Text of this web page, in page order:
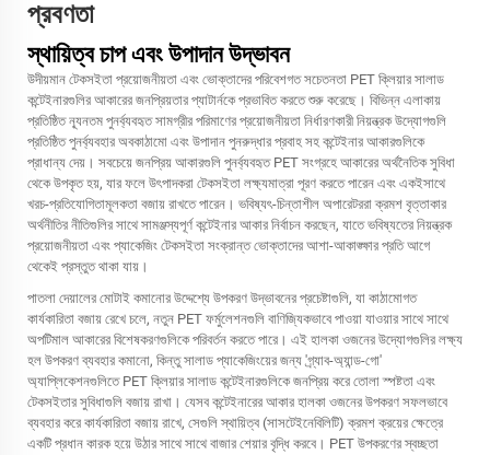
প্রবণতা
স্থায়িত্ব চাপ এবং উপাদান উদ্ভাবন
উদীয়মান টেকসইতা প্রয়োজনীয়তা এবং ভোক্তাদের পরিবেশগত সচেতনতা PET ক্লিয়ার সালাড
কন্টেইনারগুলির আকারের জনপ্রিয়তার প্যাটার্নকে প্রভাবিত করতে শুরু করেছে। বিভিন্ন এলাকায়
প্রতিষ্ঠিত ন্যূনতম পুনর্ব্যবহৃত সামগ্রীর পরিমাণের প্রয়োজনীয়তা নির্ধারণকারী নিয়ন্ত্রক উদ্যোগগুলি
প্রতিষ্ঠিত পুনর্ব্যবহার অবকাঠামো এবং উপাদান পুনরুদ্ধার প্রবাহ সহ কন্টেইনার আকারগুলিকে
প্রাধান্য দেয়। সবচেয়ে জনপ্রিয় আকারগুলি পুনর্ব্যবহৃত PET সংগ্রহে আকারের অর্থনৈতিক সুবিধা
থেকে উপকৃত হয়, যার ফলে উৎপাদকরা টেকসইতা লক্ষ্যমাত্রা পূরণ করতে পারেন এবং একইসাথে
খরচ-প্রতিযোগিতামূলকতা বজায় রাখতে পারেন। ভবিষ্যৎ-চিন্তাশীল অপারেটররা ক্রমশ বৃত্তাকার
অর্থনীতির নীতিগুলির সাথে সামঞ্জস্যপূর্ণ কন্টেইনার আকার নির্বাচন করছেন, যাতে ভবিষ্যতের নিয়ন্ত্রক
প্রয়োজনীয়তা এবং প্যাকেজিং টেকসইতা সংক্রান্ত ভোক্তাদের আশা-আকাঙ্ক্ষার প্রতি আগে
থেকেই প্রস্তুত থাকা যায়।
পাতলা দেয়ালের মোটাই কমানোর উদ্দেশ্যে উপকরণ উদ্ভাবনের প্রচেষ্টাগুলি, যা কাঠামোগত
কার্যকারিতা বজায় রেখে চলে, নতুন PET ফর্মুলেশনগুলি বাণিজ্যিকভাবে পাওয়া যাওয়ার সাথে সাথে
অপটিমাল আকারের বিশেষকরণগুলিকে পরিবর্তন করতে পারে। এই হালকা ওজনের উদ্যোগগুলির লক্ষ্য
হল উপকরণ ব্যবহার কমানো, কিন্তু সালাড প্যাকেজিংয়ের জন্য 'গ্র্যাব-অ্যান্ড-গো'
অ্যাপ্লিকেশনগুলিতে PET ক্লিয়ার সালাড কন্টেইনারগুলিকে জনপ্রিয় করে তোলা স্পষ্টতা এবং
টেকসইতার সুবিধাগুলি বজায় রাখা। যেসব কন্টেইনারের আকার হালকা ওজনের উপকরণ সফলভাবে
ব্যবহার করে কার্যকারিতা বজায় রাখে, সেগুলি স্থায়িত্ব (সাসটেইনেবিলিটি) ক্রমশ ক্রয়ের ক্ষেত্রে
একটি প্রধান কারক হয়ে উঠার সাথে সাথে বাজার শেয়ার বৃদ্ধি করবে। PET উপকরণের স্বচ্ছতা